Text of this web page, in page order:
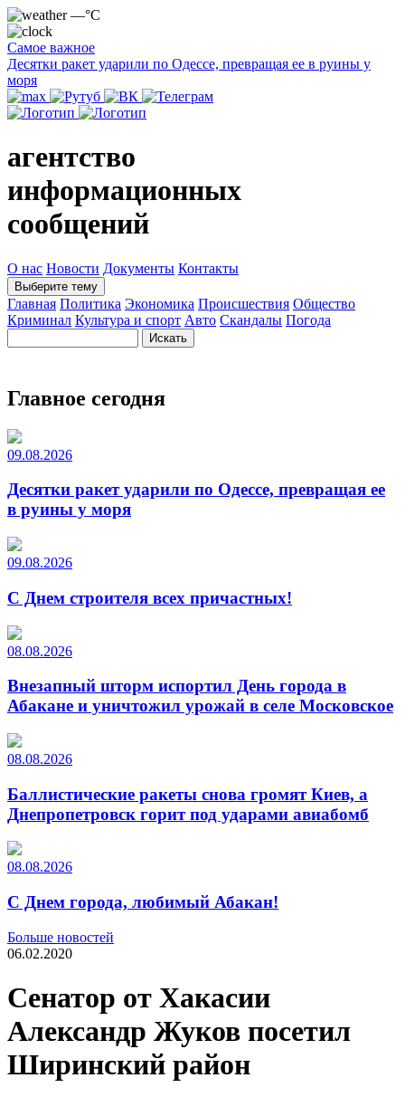
—°C
Самое важное
Десятки ракет ударили по Одессе, превращая ее в руины у
моря
агентство
информационных
сообщений
О нас Новости Документы Контакты
Выберите тему
Главная Политика Экономика Происшествия Общество
Криминал Культура и спорт Авто Скандалы Погода
Главное сегодня
09.08.2026
Десятки ракет ударили по Одессе, превращая ее
в руины у моря
09.08.2026
С Днем строителя всех причастных!
08.08.2026
Внезапный шторм испортил День города в
Абакане и уничтожил урожай в селе Московское
08.08.2026
Баллистические ракеты снова громят Киев, а
Днепропетровск горит под ударами авиабомб
08.08.2026
С Днем города, любимый Абакан!
Больше новостей
06.02.2020
Сенатор от Хакасии
Александр Жуков посетил
Ширинский район